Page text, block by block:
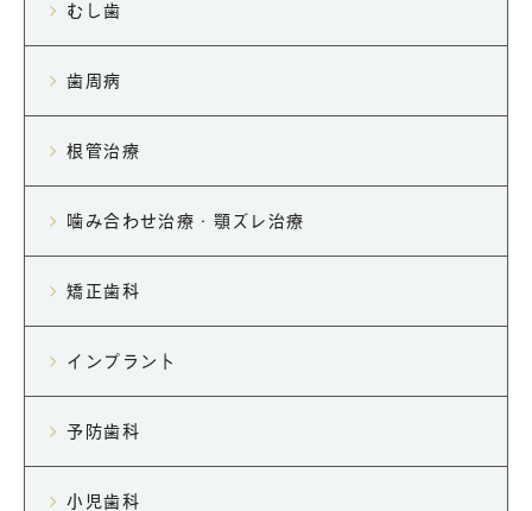
むし歯
歯周病
根管治療
噛み合わせ治療・顎ズレ治療
矯正歯科
インプラント
予防歯科
小児歯科